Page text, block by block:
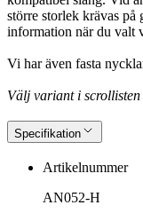
större storlek krävas på
information när du valt
Vi har även fasta
Välj variant i scrollisten
Specifikation
Artikelnummer
AN052-H